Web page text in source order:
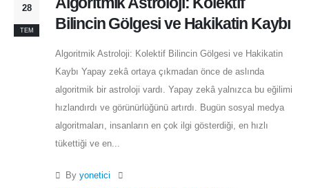
28
TEM
Bilincin Gölgesi ve Hakikatin Kaybı
Algoritmik Astroloji: Kolektif Bilincin Gölgesi ve Hakikatin
Kaybı Yapay zekâ ortaya çıkmadan önce de aslında
algoritmik bir astroloji vardı. Yapay zekâ yalnızca bu eğilimi
hızlandırdı ve görünürlüğünü artırdı. Bugün sosyal medya
algoritmaları, insanların en çok ilgi gösterdiği, en hızlı
tükettiği ve en...
By yonetici